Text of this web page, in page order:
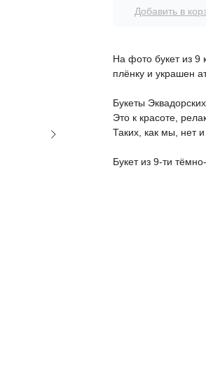
Добавить в
На фото букет из 9
плёнку и украшен
Букеты
Это к красоте,
Таких, как мы, нет и
Букет из 9-ти